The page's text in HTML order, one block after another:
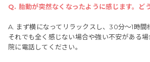
Q. 胎動が突然なくなったように感じます。ど
A. まず横になってリラックスし、30分〜1時間
それでも全く感じない場合や強い不安がある
院に電話してください。